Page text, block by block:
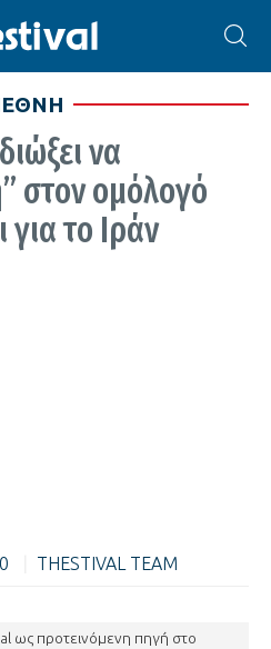
να
στον ομόλογό
για το Ιράν
THESTIVAL TEAM
ως προτεινόμενη πηγή στο